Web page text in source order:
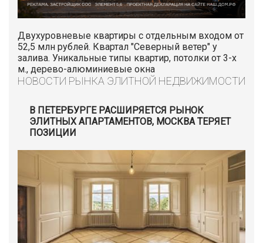
Двухуровневые квартиры с отдельным входом от
52,5 млн рублей. Квартал "Северный ветер" у
залива. Уникальные типы квартир, потолки от 3-х
м., дерево-алюминиевые окна
НОВОСТИ РЫНКА ЭЛИТНОЙ НЕДВИЖИМОСТИ
В ПЕТЕРБУРГЕ РАСШИРЯЕТСЯ РЫНОК
ЭЛИТНЫХ АПАРТАМЕНТОВ, МОСКВА ТЕРЯЕТ
ПОЗИЦИИ